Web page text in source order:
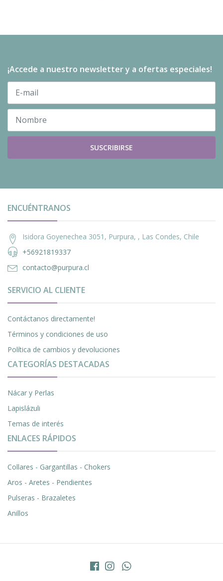
¡Accede a nuestro newsletter y a ofertas especiales!
SUSCRIBIRSE
ENCUÉNTRANOS
Isidora Goyenechea 3051, Purpura, , Las Condes, Chile
+56921819337
contacto@purpura.cl
SERVICIO AL CLIENTE
Contáctanos directamente!
Términos y condiciones de uso
Política de cambios y devoluciones
CATEGORÍAS DESTACADAS
Nácar y Perlas
Lapislázuli
Temas de interés
ENLACES RÁPIDOS
Collares - Gargantillas - Chokers
Aros - Aretes - Pendientes
Pulseras - Brazaletes
Anillos